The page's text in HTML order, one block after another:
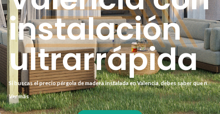
instalación
ultrarrápida
Si buscas el precio pérgola de madera instalada en Valencia, debes saber que no
todos los presupuestos incluyen lo mismo. Nosotros ofrecemos un servicio
llave en mano con madera tratada en autoclave, instalación en 15 días y
presupuesto cerrado sin sorpresas. Así evitas sobrecostes y demoras.
Ver más